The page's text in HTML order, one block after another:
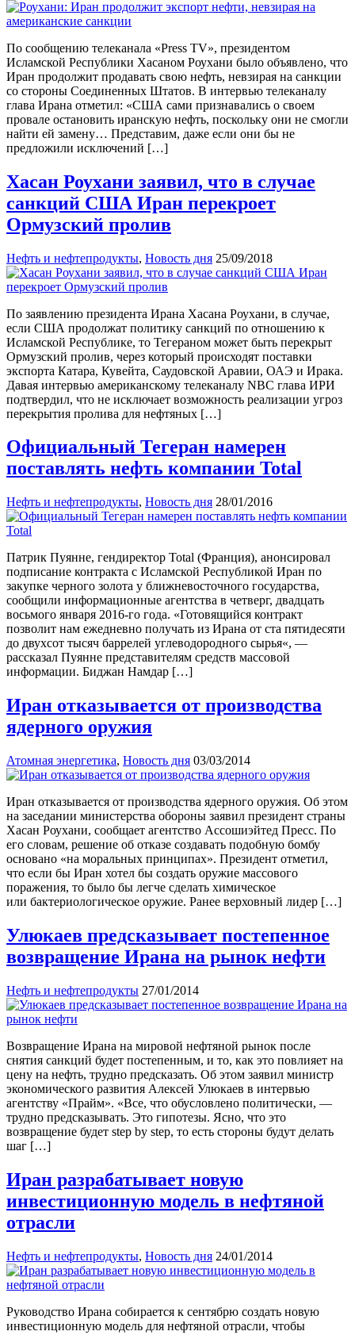
По сообщению телеканала «Press TV», президентом
Исламской Республики Хасаном Роухани было объявлено, что
Иран продолжит продавать свою нефть, невзирая на санкции
со стороны Соединенных Штатов. В интервью телеканалу
глава Ирана отметил: «США сами признавались о своем
провале остановить иранскую нефть, поскольку они не смогли
найти ей замену… Представим, даже если они бы не
предложили исключений […]
Хасан Роухани заявил, что в случае
санкций США Иран перекроет
Ормузский пролив
Нефть и нефтепродукты, Новость дня 25/09/2018
По заявлению президента Ирана Хасана Роухани, в случае,
если США продолжат политику санкций по отношению к
Исламской Республике, то Тегераном может быть перекрыт
Ормузский пролив, через который происходят поставки
экспорта Катара, Кувейта, Саудовской Аравии, ОАЭ и Ирака.
Давая интервью американскому телеканалу NBC глава ИРИ
подтвердил, что не исключает возможность реализации угроз
перекрытия пролива для нефтяных […]
Официальный Тегеран намерен
поставлять нефть компании Total
Нефть и нефтепродукты, Новость дня 28/01/2016
Патрик Пуянне, гендиректор Total (Франция), анонсировал
подписание контракта с Исламской Республикой Иран по
закупке черного золота у ближневосточного государства,
сообщили информационные агентства в четверг, двадцать
восьмого января 2016-го года. «Готовящийся контракт
позволит нам ежедневно получать из Ирана от ста пятидесяти
до двухсот тысяч баррелей углеводородного сырья«, —
рассказал Пуянне представителям средств массовой
информации. Биджан Намдар […]
Иран отказывается от производства
ядерного оружия
Атомная энергетика, Новость дня 03/03/2014
Иран отказывается от производства ядерного оружия. Об этом
на заседании министерства обороны заявил президент страны
Хасан Роухани, сообщает агентство Ассошиэйтед Пресс. По
его словам, решение об отказе создавать подобную бомбу
основано «на моральных принципах». Президент отметил,
что если бы Иран хотел бы создать оружие массового
поражения, то было бы легче сделать химическое
или бактериологическое оружие. Ранее верховный лидер […]
Улюкаев предсказывает постепенное
возвращение Ирана на рынок нефти
Нефть и нефтепродукты 27/01/2014
Возвращение Ирана на мировой нефтяной рынок после
снятия санкций будет постепенным, и то, как это повлияет на
цену на нефть, трудно предсказать. Об этом заявил министр
экономического развития Алексей Улюкаев в интервью
агентству «Прайм». «Все, что обусловлено политически, —
трудно предсказывать. Это гипотезы. Ясно, что это
возвращение будет step by step, то есть стороны будут делать
шаг […]
Иран разрабатывает новую
инвестиционную модель в нефтяной
отрасли
Нефть и нефтепродукты, Новость дня 24/01/2014
Руководство Ирана собирается к сентябрю создать новую
инвестиционную модель для нефтяной отрасли, чтобы